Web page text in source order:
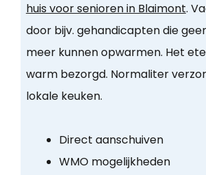
huis voor senioren in Blaimont.
door bijv. gehandicapten die
meer kunnen opwarmen. Het
warm bezorgd. Normaliter
lokale keuken.
Direct aanschuiven
WMO mogelijkheden